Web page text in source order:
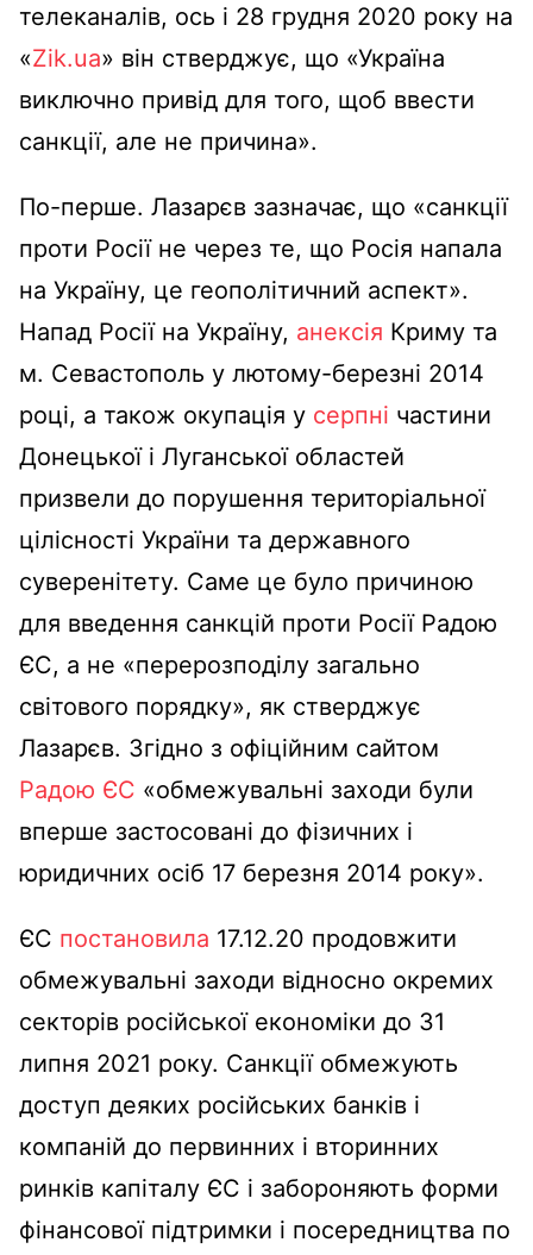
телеканалів, ось і 28 грудня 2020 року на
«Zik.ua» він стверджує, що «Україна
виключно привід для того, щоб ввести
санкції, але не причина».
По-перше. Лазарєв зазначає, що «санкції
проти Росії не через те, що Росія напала
на Україну, це геополітичний аспект».
Напад Росії на Україну, анексія Криму та
м. Севастополь у лютому-березні 2014
році, а також окупація у серпні частини
Донецької і Луганської областей
призвели до порушення територіальної
цілісності України та державного
суверенітету. Саме це було причиною
для введення санкцій проти Росії Радою
ЄС, а не «перерозподілу загально
світового порядку», як стверджує
Лазарєв. Згідно з офіційним сайтом
Радою ЄС «обмежувальні заходи були
вперше застосовані до фізичних і
юридичних осіб 17 березня 2014 року».
ЄС постановила 17.12.20 продовжити
обмежувальні заходи відносно окремих
секторів російської економіки до 31
липня 2021 року. Санкції обмежують
доступ деяких російських банків і
компаній до первинних і вторинних
ринків капіталу ЄС і забороняють форми
фінансової підтримки і посередництва по